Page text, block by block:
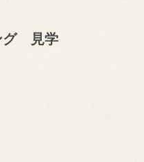
グ 見学